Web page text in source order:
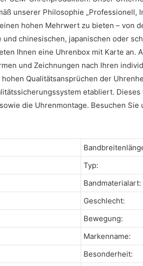
unserer Philosophie „Professionell,
hohen Mehrwert zu bieten – von
chinesischen, japanischen oder
Ihnen eine Uhrenbox mit Karte an.
und Zeichnungen nach Ihren
Qualitätsansprüchen der
etabliert.
die Uhrenmontage. Besuchen Sie
Typ:
Bandmaterialart:
Geschlecht:
Bewegung:
Markenname:
Besonderheit: